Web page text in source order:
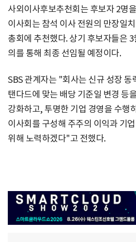
사외이사후보추천회는 후보자 2명
이사회는 참석 이사 전원의 만장일
총회에 추천했다. 상기 후보자들은
의를 통해 최종 선임될 예정이다.
SBS 관계자는 "회사는 신규 성장 동
탠다드에 맞는 배당 기준일 변경 등
강화하고, 투명한 기업 경영을 수행
이사회를 구성해 주주의 이익과 기
위해 노력하겠다"고 전했다.